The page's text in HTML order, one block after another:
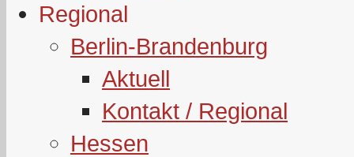
Regional
Berlin-Brandenburg
Aktuell
Kontakt / Regional
Hessen